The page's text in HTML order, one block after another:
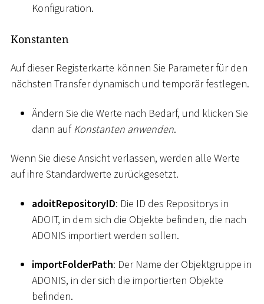
Konfiguration.
Konstanten
Auf dieser Registerkarte können Sie Parameter für den
nächsten Transfer dynamisch und temporär festlegen.
Ändern Sie die Werte nach Bedarf, und klicken Sie
dann aufKonstanten anwenden.
Wenn Sie diese Ansicht verlassen, werden alle Werte
auf ihre Standardwerte zurückgesetzt.
adoitRepositoryID: Die ID des Repositorys in
ADOIT, in dem sich die Objekte befinden, die nach
ADONIS importiert werden sollen.
importFolderPath: Der Name der Objektgruppe in
ADONIS, in der sich die importierten Objekte
befinden.